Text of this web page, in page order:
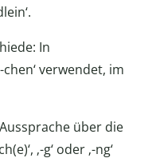
In
verwendet, im
über die
‚-g‘ oder ‚-ng‘